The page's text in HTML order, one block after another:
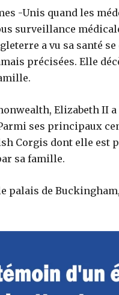
-Unis quand les
surveillance
a vu sa santé
précisées. Elle
Elizabeth II
ses principaux
Corgis dont elle est
sa famille.
palais de